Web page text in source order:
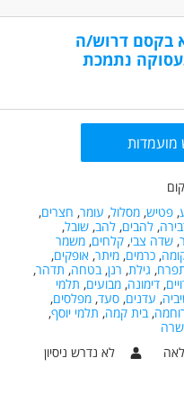
בקסם דרוש/ה
נתמכת
מועמדות
,פטיש,מסלול, עומר, חצרים,
,להבים,להב,שובל,
,שדה צבי,קלחים,משמר
,כרמים,מיתר,אופקים,
, גילת, רנן,בטחה, תדהר,
,דימונה,מבועים, תלמי
, עדנים,סעד,מפלסים,
,בית קמה, תלמי יוסף,
לא נדרש ניסיון